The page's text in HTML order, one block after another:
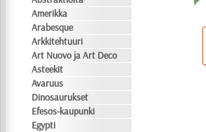
Amerikka
Arabesque
Arkkitehtuuri
Art Nuovo ja Art Deco
Asteekit
Avaruus
Dinosaurukset
Efesos-kaupunki
Egypti